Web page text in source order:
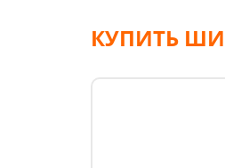
КУПИТЬ